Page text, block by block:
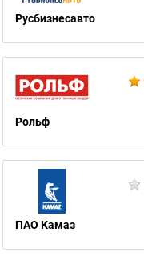
Русбизнесавто
Рольф
ПАО Камаз